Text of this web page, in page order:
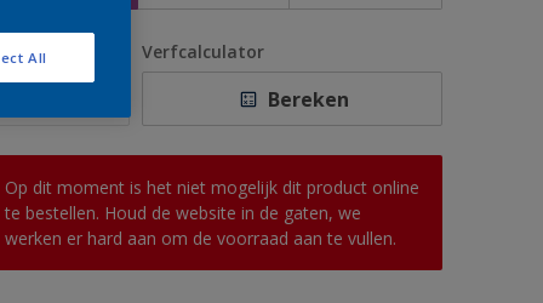
Verfcalculator
Bereken
Op dit moment is het niet mogelijk dit product online
te bestellen. Houd de website in de gaten, we
werken er hard aan om de voorraad aan te vullen.
All